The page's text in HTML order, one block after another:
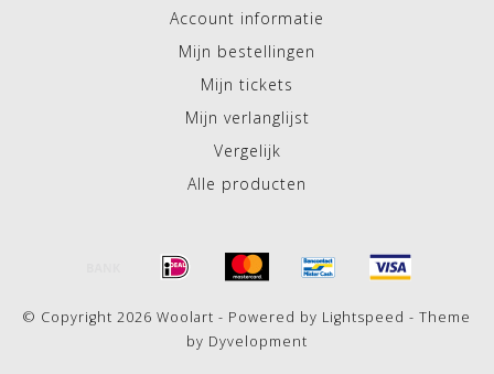
Account informatie
Mijn bestellingen
Mijn tickets
Mijn verlanglijst
Vergelijk
Alle producten
© Copyright 2026 Woolart - Powered by Lightspeed - Theme
by Dyvelopment